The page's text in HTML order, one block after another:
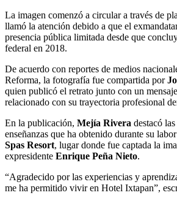
La imagen comenzó a circular a través de
llamó la atención debido a que el
presencia pública limitada desde que
federal en 2018.
De acuerdo con reportes de medios
Reforma, la fotografía fue compartida por
quien publicó el retrato junto con un
relacionado con su trayectoria profesional
En la publicación, Mejía Rivera destacó
enseñanzas que ha obtenido durante su
Spas Resort, lugar donde fue captada la
expresidente Enrique Peña Nieto.
“Agradecido por las experiencias y
me ha permitido vivir en Hotel Ixtapan”,